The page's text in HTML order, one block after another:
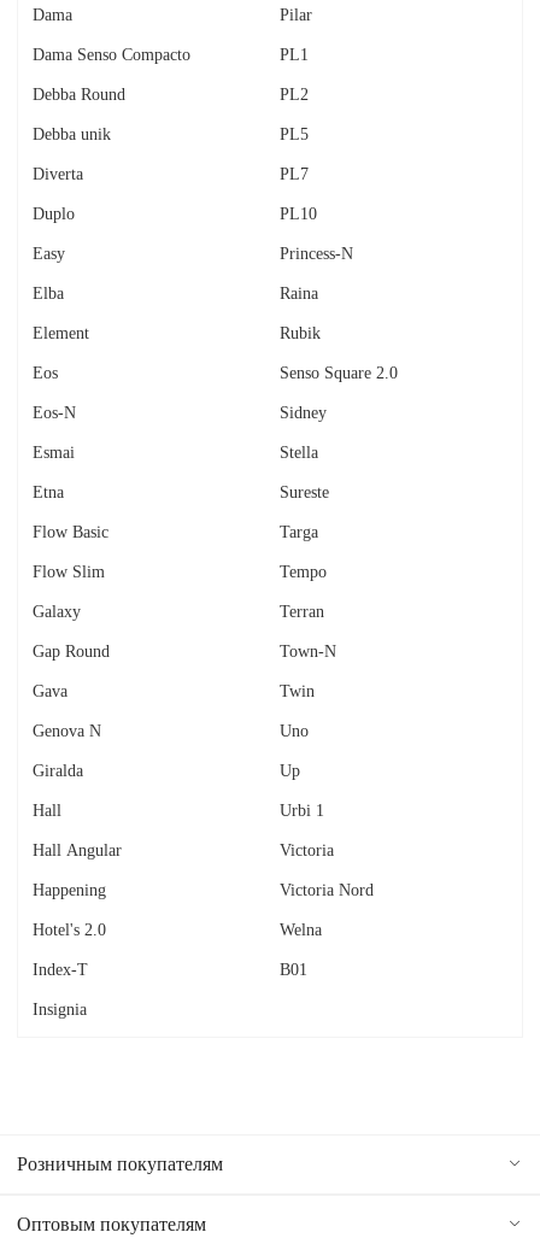
Dama
Dama Senso Compacto
Debba Round
Debba unik
Diverta
Duplo
Easy
Elba
Element
Eos
Eos-N
Esmai
Etna
Flow Basic
Flow Slim
Galaxy
Gap Round
Gava
Genova N
Giralda
Hall
Hall Angular
Happening
Hotel's 2.0
Index-T
Insignia
Pilar
PL1
PL2
PL5
PL7
PL10
Princess-N
Raina
Rubik
Senso Square 2.0
Sidney
Stella
Sureste
Targa
Tempo
Terran
Town-N
Twin
Uno
Up
Urbi 1
Victoria
Victoria Nord
Welna
В01
Розничным покупателям
Оптовым покупателям